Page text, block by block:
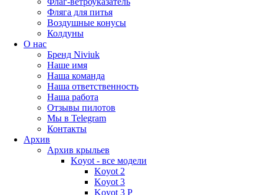
Фляга для питья
Воздушные конусы
Колдуны
О нас
Бренд Niviuk
Наше имя
Наша команда
Наша ответственность
Наша работа
Отзывы пилотов
Мы в Telegram
Контакты
Архив
Архив крыльев
Koyot - все модели
Koyot 2
Koyot 3
Koyot 3 P